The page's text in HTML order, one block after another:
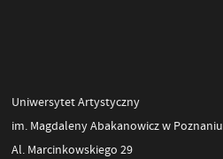
Uniwersytet Artystyczny
im. Magdaleny Abakanowicz w Poznaniu
Al. Marcinkowskiego 29